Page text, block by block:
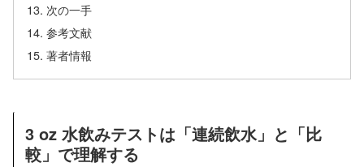
次の一手
参考文献
著者情報
3 oz 水飲みテストは「連続飲水」と「比
較」で理解する